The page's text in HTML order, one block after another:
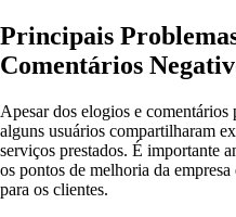
Principais
Comentários
Apesar dos elogios e
alguns usuários compartilharam
serviços prestados. É importante
os pontos de melhoria da
para os clientes.